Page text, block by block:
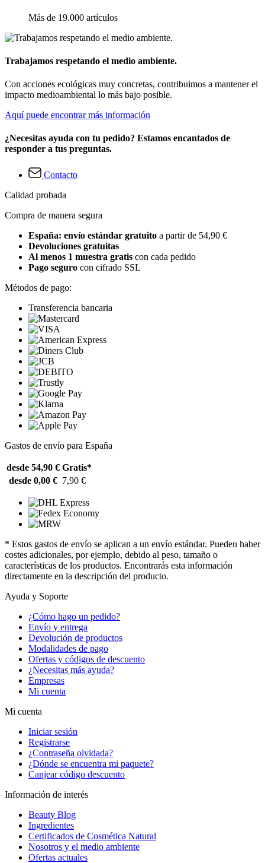
Más de 19.000 artículos
Trabajamos respetando el medio ambiente.
Con acciones ecológicas muy concretas, contribuimos a mantener el
impacto medioambiental lo más bajo posible.
Aquí puede encontrar más información
¿Necesitas ayuda con tu pedido? Estamos encantados de
responder a tus preguntas.
Contacto
Calidad probada
Compra de manera segura
España: envío estándar gratuito a partir de 54,90 €
Devoluciones gratuitas
Al menos 1 muestra gratis con cada pedido
Pago seguro con cifrado SSL
Métodos de pago:
Transferencia bancaria
Gastos de envío para España
desde 54,90 € Gratis*
desde 0,00 € 7,90 €
* Estos gastos de envío se aplican a un envío estándar. Pueden haber
costes adicionales, por ejemplo, debido al peso, tamaño o
características de los productos. Encontrarás esta información
directamente en la descripción del producto.
Ayuda y Soporte
¿Cómo hago un pedido?
Envío y entrega
Devolución de productos
Modalidades de pago
Ofertas y códigos de descuento
¿Necesitas más ayuda?
Empresas
Mi cuenta
Mi cuenta
Iniciar sesión
Registrarse
¿Contraseña olvidada?
¿Dónde se encuentra mi paquete?
Canjear código descuento
Información de interés
Beauty Blog
Ingredientes
Certificados de Cosmética Natural
Nosotros y el medio ambiente
Ofertas actuales